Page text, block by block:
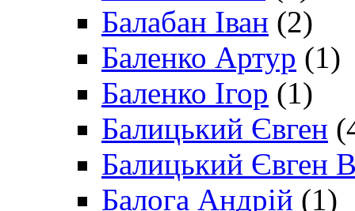
Балабан Іван (2)
Баленко Артур (1)
Баленко Ігор (1)
Балицький Євген
Балицький Євген
Балога Андрій (1)